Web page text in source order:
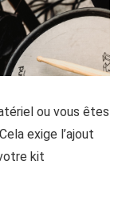
ou vous êtes
exige l’ajout
kit